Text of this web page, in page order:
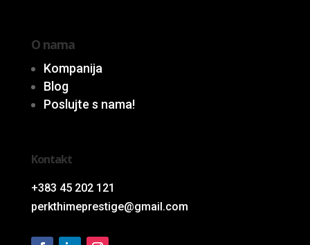
O nama
Kompanija
Blog
Poslujte s nama!
Kontakt
+383 45 202 121
perkthimeprestige@gmail.com